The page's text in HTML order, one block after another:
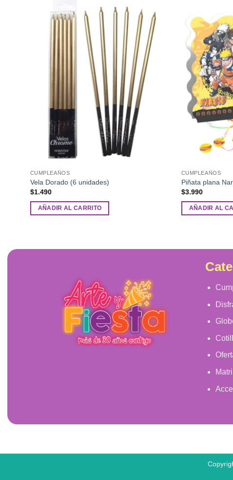
Añadir
a la
lista de
deseos
CUMPLEAÑOS
Vela Dorado (6 unidades)
$1.490
AÑADIR AL CARRITO
CUMPLEAÑOS
Piñata plana
$3.990
AÑADIR AL